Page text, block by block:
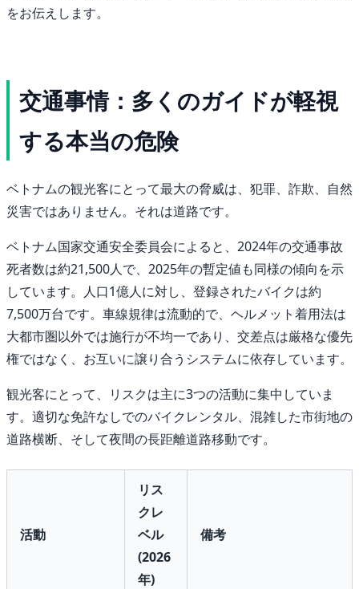
をお伝えします。
交通事情：多くのガイドが軽視
する本当の危険
ベトナムの観光客にとって最大の脅威は、犯罪、詐欺、自然
災害ではありません。それは道路です。
ベトナム国家交通安全委員会によると、2024年の交通事故
死者数は約21,500人で、2025年の暫定値も同様の傾向を示
しています。人口1億人に対し、登録されたバイクは約
7,500万台です。車線規律は流動的で、ヘルメット着用法は
大都市圏以外では施行が不均一であり、交差点は厳格な優先
権ではなく、お互いに譲り合うシステムに依存しています。
観光客にとって、リスクは主に3つの活動に集中していま
す。適切な免許なしでのバイクレンタル、混雑した市街地の
道路横断、そして夜間の長距離道路移動です。
活動
リス
クレ
ベル
(2026
年)
備考